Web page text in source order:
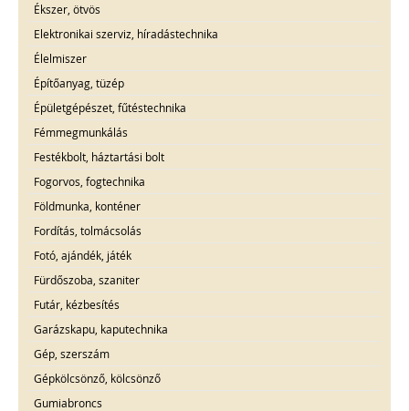
Ékszer, ötvös
Elektronikai szerviz, híradástechnika
Élelmiszer
Építőanyag, tüzép
Épületgépészet, fűtéstechnika
Fémmegmunkálás
Festékbolt, háztartási bolt
Fogorvos, fogtechnika
Földmunka, konténer
Fordítás, tolmácsolás
Fotó, ajándék, játék
Fürdőszoba, szaniter
Futár, kézbesítés
Garázskapu, kaputechnika
Gép, szerszám
Gépkölcsönző, kölcsönző
Gumiabroncs